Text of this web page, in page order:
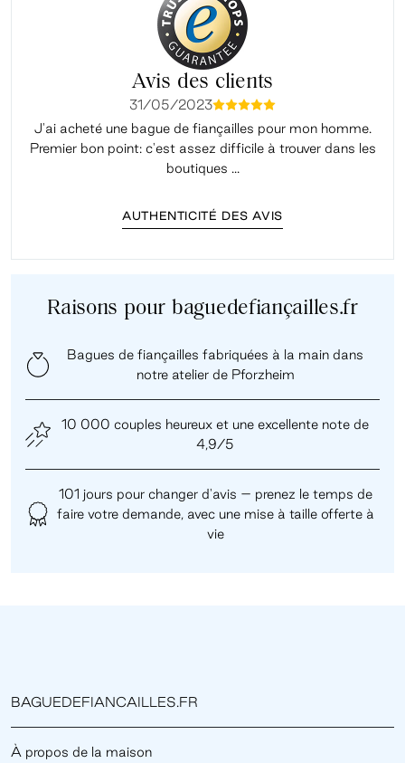
Avis des clients
31/05/2023mmmmm
J'ai acheté une bague de fiançailles pour mon homme.
Premier bon point: c'est assez difficile à trouver dans les
boutiques ...
AUTHENTICITÉ DES AVIS
Raisons pour baguedefiançailles.fr
Bagues de fiançailles fabriquées à la main dans
notre atelier de Pforzheim
10 000 couples heureux et une excellente note de
4,9/5
101 jours pour changer d'avis – prenez le temps de
faire votre demande, avec une mise à taille offerte à
vie
BAGUEDEFIANCAILLES.FR
À propos de la maison